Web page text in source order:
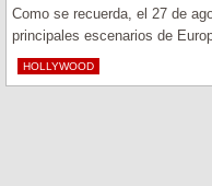
Como se recuerda, el 27 de
principales escenarios de
HOLLYWOOD